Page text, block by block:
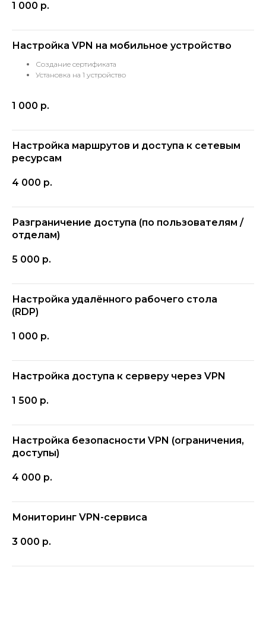
1 000 р.
Настройка VPN на мобильное устройство
Создание сертификата
Установка на 1 устройство
1 000 р.
Настройка маршрутов и доступа к сетевым
ресурсам
4 000 р.
Разграничение доступа (по пользователям /
отделам)
5 000 р.
Настройка удалённого рабочего стола
(RDP)
1 000 р.
Настройка доступа к серверу через VPN
1 500 р.
Настройка безопасности VPN (ограничения,
доступы)
4 000 р.
Мониторинг VPN-сервиса
3 000 р.